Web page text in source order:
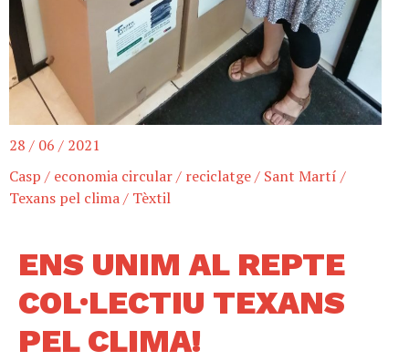
28 / 06 / 2021
Casp / economia circular/ reciclatge/ Sant Martí /
Texans pel clima/ Tèxtil
ENS UNIM AL REPTE
COL·LECTIU TEXANS
PEL CLIMA!